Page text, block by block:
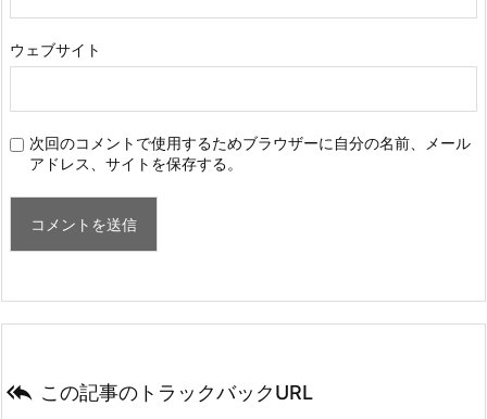
ウェブサイト
次回のコメントで使用するためブラウザーに自分の名前、メール
アドレス、サイトを保存する。
 この記事のトラックバックURL